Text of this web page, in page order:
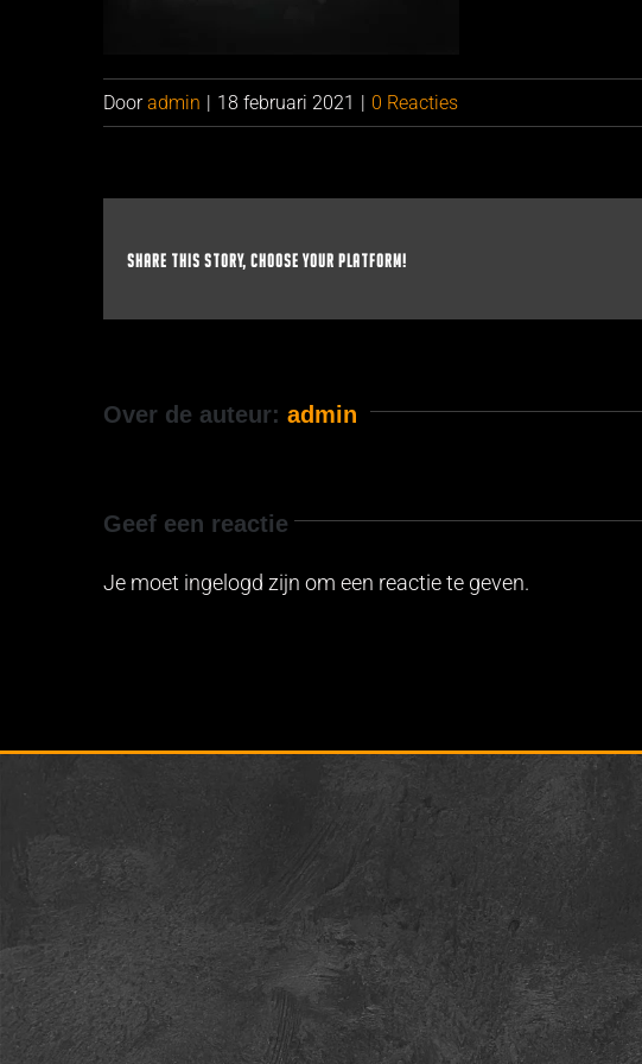
Dooradmin 18 februari 2021 0 Reacties
Share This Story, Choose Your Platform!
Over de auteur: admin
Geef een reactie
Je moet ingelogd zijn om een reactie te geven.